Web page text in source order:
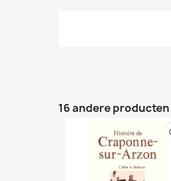
16 andere